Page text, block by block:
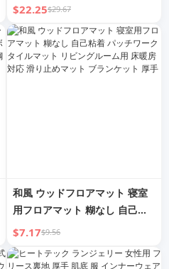
ッション カーヒートテック 電
気暖房 詰め物 単体クッション
シートクッション
$22.25$29.67
和風 ウッドフロアマット 寝室
用フロアマット 糊なし 自己粘
着 パッチワークタイルマット
リビングルーム用 床暖房対応
滑り止めマット ブランケット
$7.17$9.56